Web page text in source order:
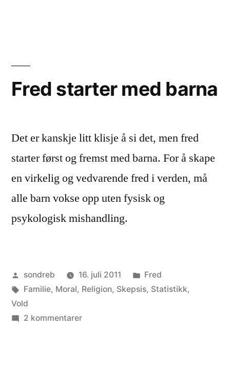
Fred starter med barna
Det er kanskje litt klisje å si det, men fred
starter først og fremst med barna. For å skape
en virkelig og vedvarende fred i verden, må
alle barn vokse opp uten fysisk og
psykologisk mishandling.
Publisert
av
sondreb 16. juli 2011
Publisert
i
Fred
Stikkord:
Familie, Moral, Religion, Skepsis, Statistikk,
Vold
2 kommentarertil